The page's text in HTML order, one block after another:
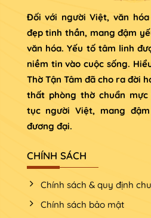
Đối với người Việt, văn
đẹp tinh thần, mang đậm
văn hóa. Yếu tố tâm linh
niềm tin vào cuộc sống.
Thờ Tận Tâm đã cho ra đời
thất phòng thờ chuẩn
tục người Việt, mang
đương đại.
CHÍNH SÁCH
Chính sách & quy định
Chính sách bảo mật